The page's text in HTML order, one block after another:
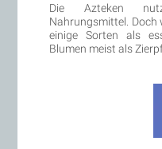
Die Azteken
Nahrungsmittel. Doch
einige Sorten als
Blumen meist als